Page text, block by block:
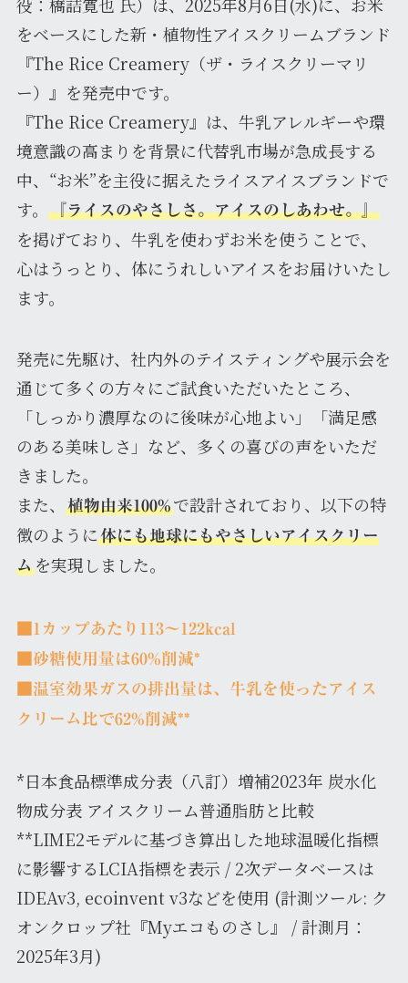
をベースにした新・植物性アイスクリームブランド
『The Rice Creamery（ザ・ライスクリーマリ
ー）』を発売中です。
『The Rice Creamery』は、牛乳アレルギーや環
境意識の高まりを背景に代替乳市場が急成長する
中、“お米”を主役に据えたライスアイスブランドで
す。
『ライスのやさしさ。アイスのしあわせ。』
を掲げており、牛乳を使わずお米を使うことで、
心はうっとり、体にうれしいアイスをお届けいたし
ます。
発売に先駆け、社内外のテイスティングや展示会を
通じて多くの方々にご試食いただいたところ、
「しっかり濃厚なのに後味が心地よい」「満足感
のある美味しさ」など、多くの喜びの声をいただ
きました。
また、
植物由来100%で設計されており、以下の特
徴のように 体にも地球にもやさしいアイスクリー
ムを実現しました。
■1カップあたり113〜122kcal
■砂糖使用量は60%削減*
■温室効果ガスの排出量は、牛乳を使ったアイス
クリーム比で62%削減**
*日本食品標準成分表（八訂）増補2023年 炭水化
物成分表 アイスクリーム普通脂肪と比較
**LIME2モデルに基づき算出した地球温暖化指標
に影響するLCIA指標を表示 / 2次データベースは
IDEAv3, ecoinvent v3などを使用 (計測ツール: ク
オンクロップ社『Myエコものさし』 / 計測月：
2025年3月)